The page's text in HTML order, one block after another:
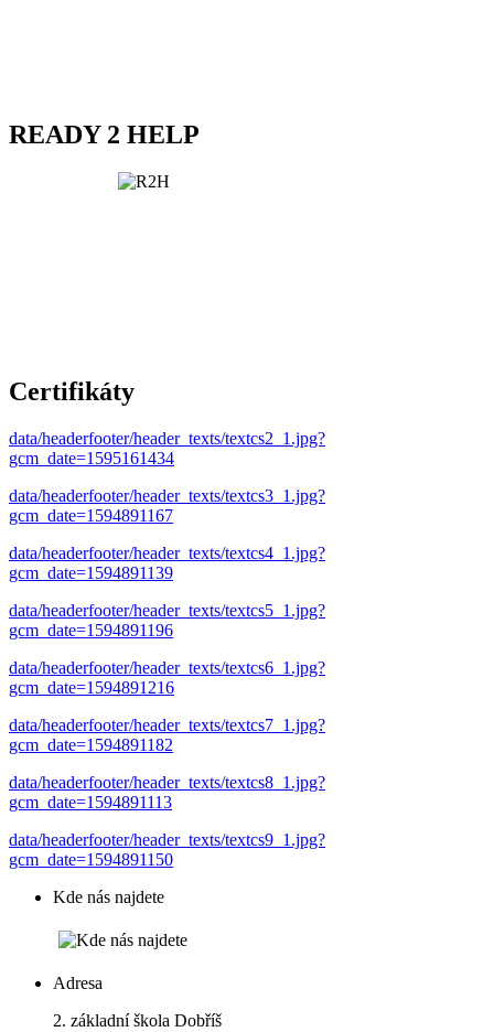
READY 2 HELP
Certifikáty
data/headerfooter/header_texts/textcs2_1.jpg?
gcm_date=1595161434
data/headerfooter/header_texts/textcs3_1.jpg?
gcm_date=1594891167
data/headerfooter/header_texts/textcs4_1.jpg?
gcm_date=1594891139
data/headerfooter/header_texts/textcs5_1.jpg?
gcm_date=1594891196
data/headerfooter/header_texts/textcs6_1.jpg?
gcm_date=1594891216
data/headerfooter/header_texts/textcs7_1.jpg?
gcm_date=1594891182
data/headerfooter/header_texts/textcs8_1.jpg?
gcm_date=1594891113
data/headerfooter/header_texts/textcs9_1.jpg?
gcm_date=1594891150
Kde nás najdete
Adresa
2. základní škola Dobříš